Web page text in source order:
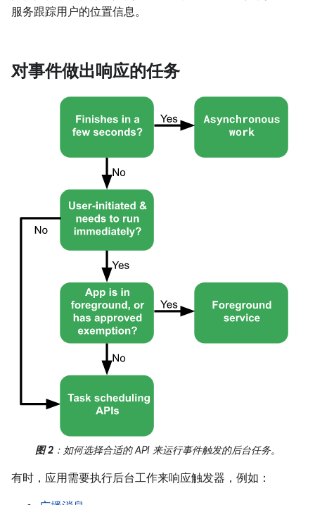
服务跟踪用户的位置信息。
对事件做出响应的任务
图 2：如何选择合适的 API 来运行事件触发的后台任务。
有时，应用需要执行后台工作来响应触发器，例如：